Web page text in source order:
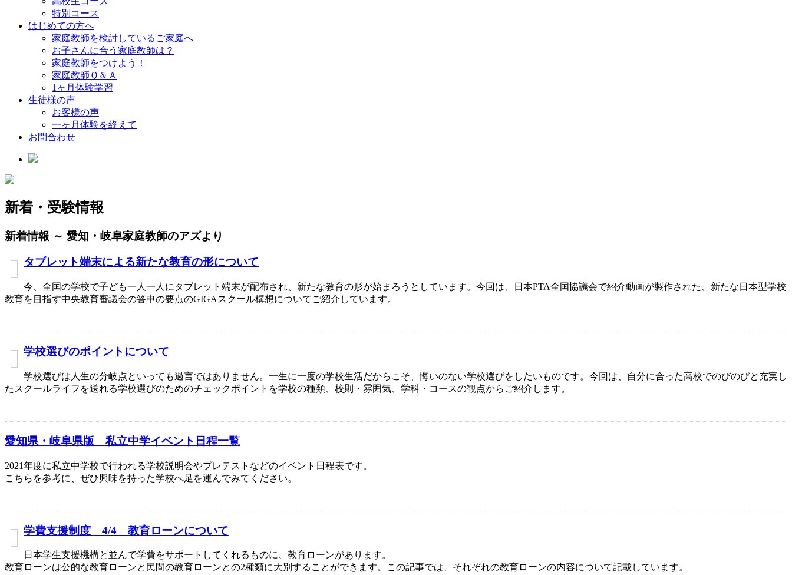
特別コース
はじめての方へ
家庭教師を検討しているご家庭へ
お子さんに合う家庭教師は？
家庭教師をつけよう！
家庭教師Ｑ＆Ａ
1ヶ月体験学習
生徒様の声
お客様の声
一ヶ月体験を終えて
お問合わせ
新着・受験情報
新着情報 ～ 愛知・岐阜家庭教師のアズより
タブレット端末による新たな教育の形について
今、全国の学校で子ども一人一人にタブレット端末が配布され、新たな教育の形が始まろうとしています。今回は、日本PTA全国協議会で紹介動画が製作された、新たな日本型学校
教育を目指す中央教育審議会の答申の要点のGIGAスクール構想についてご紹介しています。
学校選びのポイントについて
学校選びは人生の分岐点といっても過言ではありません。一生に一度の学校生活だからこそ、悔いのない学校選びをしたいものです。今回は、自分に合った高校でのびのびと充実し
たスクールライフを送れる学校選びのためのチェックポイントを学校の種類、校則・雰囲気、学科・コースの観点からご紹介します。
愛知県・岐阜県版 私立中学イベント日程一覧
2021年度に私立中学校で行われる学校説明会やプレテストなどのイベント日程表です。
こちらを参考に、ぜひ興味を持った学校へ足を運んでみてください。
学費支援制度 4/4 教育ローンについて
日本学生支援機構と並んで学費をサポートしてくれるものに、教育ローンがあります。
教育ローンは公的な教育ローンと民間の教育ローンとの2種類に大別することができます。この記事では、それぞれの教育ローンの内容について記載しています。